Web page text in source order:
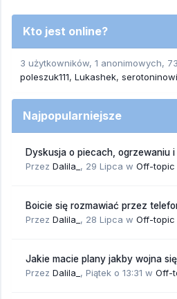
Kto jest online?
3 użytkowników, 1 anonimowych,
poleszuk111 Lukashek
Najpopularniejsze
Dyskusja o piecach, ogrzewaniu i
Przez Dalila_ , 29 Lipca w Off-topic
Boicie się rozmawiać przez
Przez Dalila_ , 28 Lipca w Off-topic
Jakie macie plany jakby wojna
Przez Dalila_ , Piątek o 13:31 w Off-